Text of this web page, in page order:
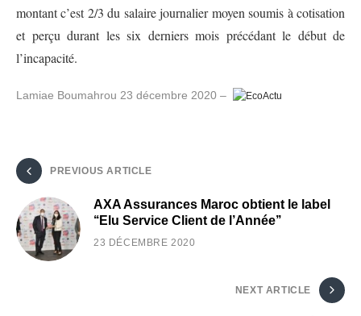
montant c’est 2/3 du salaire journalier moyen soumis à cotisation
et perçu durant les six derniers mois précédant le début de
l’incapacité.
Lamiae Boumahrou 23 décembre 2020 –
PREVIOUS ARTICLE
AXA Assurances Maroc obtient le label
‘‘Elu Service Client de l’Année’’
23 DÉCEMBRE 2020
NEXT ARTICLE